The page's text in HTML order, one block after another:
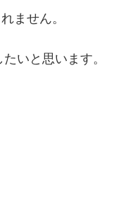
ません。
いと思います。